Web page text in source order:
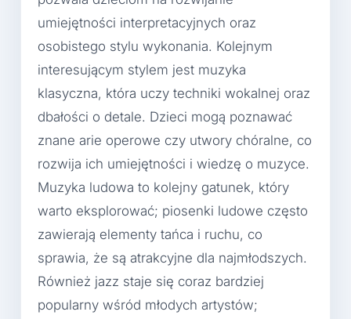
umiejętności interpretacyjnych oraz
osobistego stylu wykonania. Kolejnym
interesującym stylem jest muzyka
klasyczna, która uczy techniki wokalnej oraz
dbałości o detale. Dzieci mogą poznawać
znane arie operowe czy utwory chóralne, co
rozwija ich umiejętności i wiedzę o muzyce.
Muzyka ludowa to kolejny gatunek, który
warto eksplorować; piosenki ludowe często
zawierają elementy tańca i ruchu, co
sprawia, że są atrakcyjne dla najmłodszych.
Również jazz staje się coraz bardziej
popularny wśród młodych artystów;